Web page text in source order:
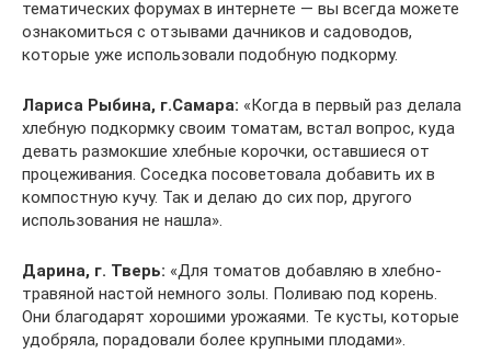
тематических форумах в интернете — вы всегда можете
ознакомиться с отзывами дачников и садоводов,
которые уже использовали подобную подкорму.
Лариса Рыбина, г.Самара: «Когда в первый раз делала
хлебную подкормку своим томатам, встал вопрос, куда
девать размокшие хлебные корочки, оставшиеся от
процеживания. Соседка посоветовала добавить их в
компостную кучу. Так и делаю до сих пор, другого
использования не нашла».
Дарина, г. Тверь: «Для томатов добавляю в хлебно-
травяной настой немного золы. Поливаю под корень.
Они благодарят хорошими урожаями. Те кусты, которые
удобряла, порадовали более крупными плодами».